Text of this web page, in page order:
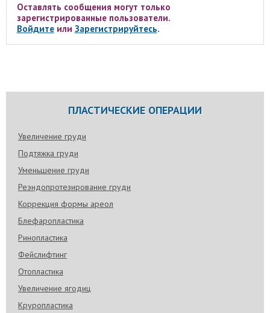
Оставлять сообщения могут только
зарегистрированные пользователи.
Войдитеили Зарегистрируйтесь.
ПЛАСТИЧЕСКИЕ ОПЕРАЦИИ
Увеличение груди
Подтяжка груди
Уменьшение груди
Реэндопротезирование груди
Коррекция формы ареол
Блефаропластика
Ринопластика
Фейслифтинг
Отопластика
Увеличение ягодиц
Круропластика